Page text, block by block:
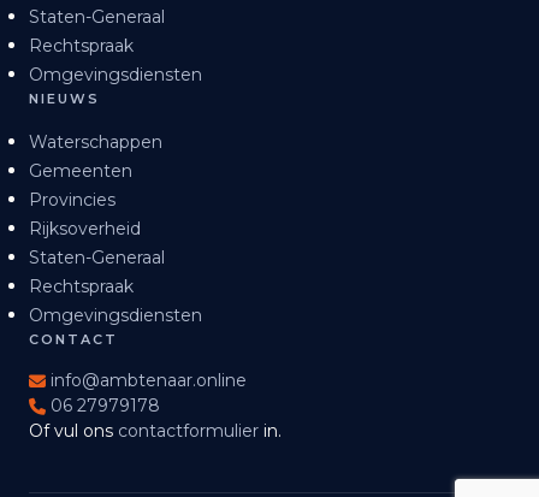
Staten-Generaal
Rechtspraak
Omgevingsdiensten
NIEUWS
Waterschappen
Gemeenten
Provincies
Rijksoverheid
Staten-Generaal
Rechtspraak
Omgevingsdiensten
CONTACT
info@ambtenaar.online
06 27979178
Of vul ons contactformulier in.